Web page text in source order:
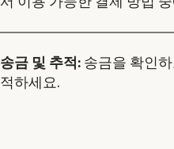
송금 및 추적: 송금을 확인
적하세요.